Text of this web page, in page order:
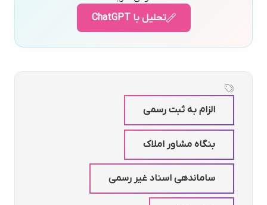
تحلیل با ChatGPT
الزام به ثبت رسمی
بنگاه مشاور املاک
ساماندهی اسناد غیر رسمی